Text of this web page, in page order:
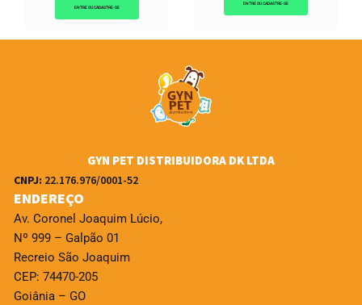
ENTRE OU CADASTRE-SE
ENTRE OU CADASTRE-SE
GYN PET DISTRIBUIDORA DK LTDA
CNPJ: 22.176.976/0001-52
ENDEREÇO
Av. Coronel Joaquim Lúcio,
Nº 999 – Galpão 01
Recreio São Joaquim
CEP: 74470-205
Goiânia – GO